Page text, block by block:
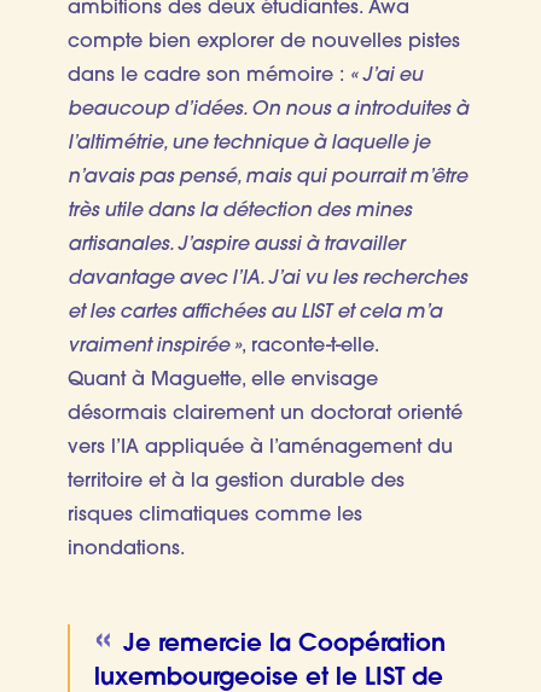
ambitions des deux étudiantes. Awa
compte bien explorer de nouvelles pistes
dans le cadre son mémoire : « J’ai eu
beaucoup d’idées. On nous a introduites à
l’altimétrie, une technique à laquelle je
n’avais pas pensé, mais qui pourrait m’être
très utile dans la détection des mines
artisanales. J’aspire aussi à travailler
davantage avec l’IA. J’ai vu les recherches
et les cartes affichées au LIST et cela m’a
vraiment inspirée », raconte-t-elle.
Quant à Maguette, elle envisage
désormais clairement un doctorat orienté
vers l’IA appliquée à l’aménagement du
territoire et à la gestion durable des
risques climatiques comme les
inondations.
Je remercie la Coopération
luxembourgeoise et le LIST de